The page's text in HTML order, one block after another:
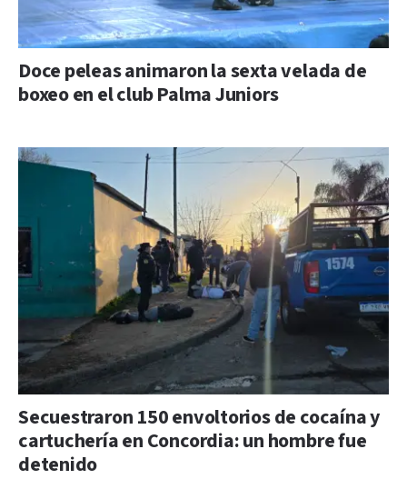
Doce peleas animaron la sexta velada de
boxeo en el club Palma Juniors
Secuestraron 150 envoltorios de cocaína y
cartuchería en Concordia: un hombre fue
detenido